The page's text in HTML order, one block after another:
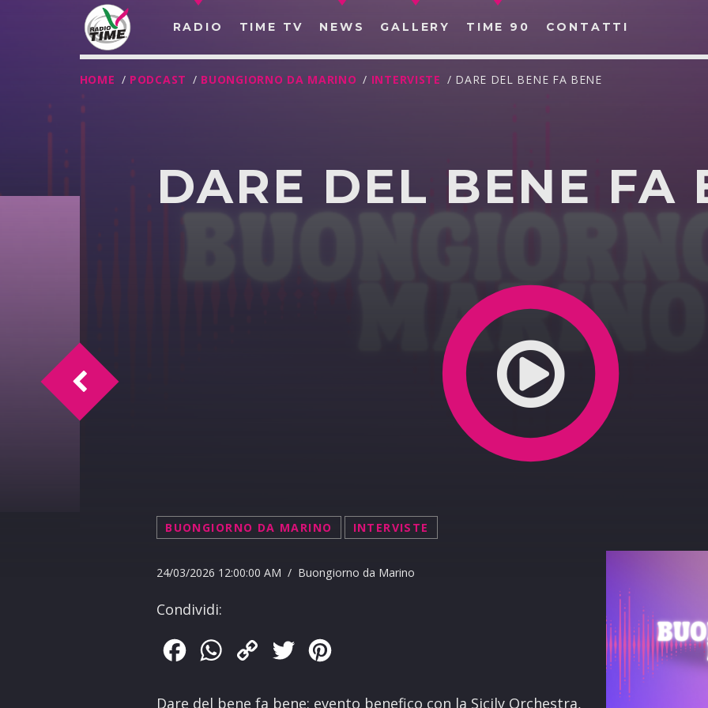
RADIO TIME TV NEWS GALLERY TIME 90 CONTATTI
CERCA NEL SITO WEB:
HOME / PODCAST / BUONGIORNO DA MARINO / INTERVISTE / DARE DEL BENE FA BENE
DARE DEL BENE FA
BUONGIORNO DA MARINO INTERVISTE
24/03/2026 12:00:00 AM / Buongiorno da Marino
Condividi:
FacebookWhatsApp
Copy
Twitter
Dare del bene fa bene: evento benefico con la Sicily Orchestra,
Varchi: “Il centrodestra non ha spiegato la riforma, adesso serve un tagliando”